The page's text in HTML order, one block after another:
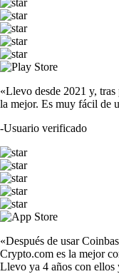
«Llevo desde 2021 y, tras
la mejor. Es muy fácil de
-Usuario verificado
«Después de usar
Crypto.com es la mejor
Llevo ya 4 años con ellos